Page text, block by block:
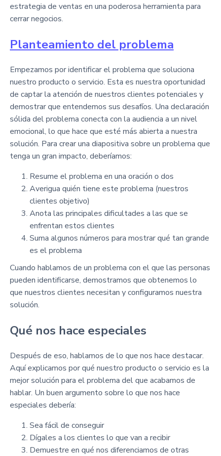
estrategia de ventas en una poderosa herramienta para
cerrar negocios.
Planteamiento del problema
Empezamos por identificar el problema que soluciona
nuestro producto o servicio. Esta es nuestra oportunidad
de captar la atención de nuestros clientes potenciales y
demostrar que entendemos sus desafíos. Una declaración
sólida del problema conecta con la audiencia a un nivel
emocional, lo que hace que esté más abierta a nuestra
solución. Para crear una diapositiva sobre un problema que
tenga un gran impacto, deberíamos:
Resume el problema en una oración o dos
Averigua quién tiene este problema (nuestros
clientes objetivo)
Anota las principales dificultades a las que se
enfrentan estos clientes
Suma algunos números para mostrar qué tan grande
es el problema
Cuando hablamos de un problema con el que las personas
pueden identificarse, demostramos que obtenemos lo
que nuestros clientes necesitan y configuramos nuestra
solución.
Qué nos hace especiales
Después de eso, hablamos de lo que nos hace destacar.
Aquí explicamos por qué nuestro producto o servicio es la
mejor solución para el problema del que acabamos de
hablar. Un buen argumento sobre lo que nos hace
especiales debería:
Sea fácil de conseguir
Dígales a los clientes lo que van a recibir
Demuestre en qué nos diferenciamos de otras